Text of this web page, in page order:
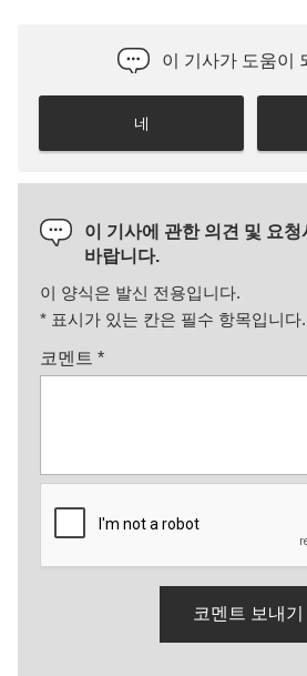
이 기사가 도움이
네
이 기사에 관한 의견 및 요청
바랍니다.
이 양식은 발신 전용입니다.
* 표시가 있는 칸은 필수 항목입니다.
코멘트 *